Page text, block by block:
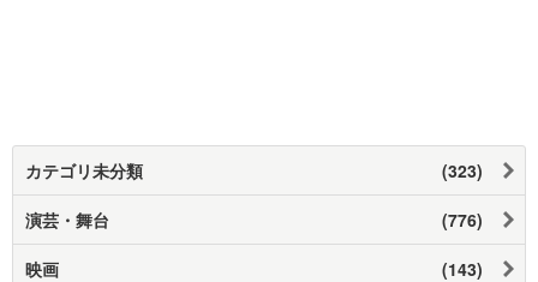
カテゴリ未分類 (323)
演芸・舞台 (776)
映画 (143)